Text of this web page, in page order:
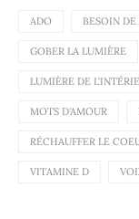
ADO BESOIN
GOBER LA LUMIÈRE
LUMIÈRE DE
MOTS D'AMOUR
RÉCHAUFFER LE
VITAMINE D